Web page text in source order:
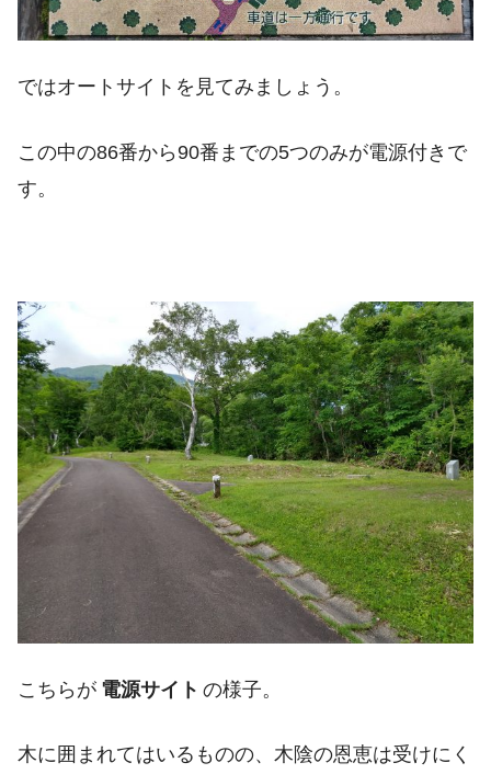
ではオートサイトを見てみましょう。
この中の86番から90番までの5つのみが電源付きで
す。
こちらが 電源サイト の様子。
木に囲まれてはいるものの、木陰の恩恵は受けにく